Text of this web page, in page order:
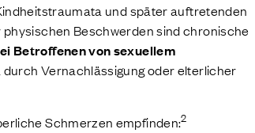
und später auftretenden
Beschwerden sind chronische
Betroffenen von sexuellem
durch Vernachlässigung oder elterlicher
Schmerzen empfinden:2